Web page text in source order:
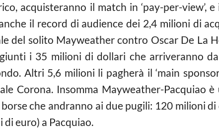
acquisteranno il match in ‘pay-per-view’,
il record di audience dei 2,4 milioni di
del solito Mayweather contro Oscar De La
i 35 milioni di dollari che arriveranno
Altri 5,6 milioni li pagherà il ‘main
Corona. Insomma Mayweather-Pacquiao
che andranno ai due pugili: 120 milioni
euro) a Pacquiao.